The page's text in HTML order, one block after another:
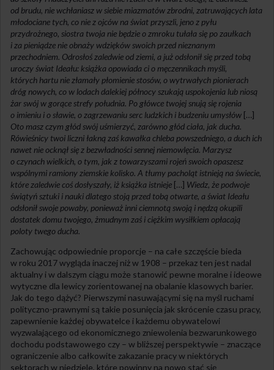
od brudu, nie wchłaniasz w siebie miazmatów zbrodni, zatruwających lata
młodociane tych, co nie z ojców na świat przyszli, jeno z pyłu
przydrożnego, siostra twoja nie będzie o zmroku tułała się po zaułkach
i za pieniądze nie obnaży wdzięków swoich przed nieznanym
przechodniem. Odrosłoś zaledwie od ziemi, a już odsłonił się przed tobą
uroczy świat Ideału: książka opowiada ci o męczennikach myśli,
których hartu nie złamały płomienie stosów, o wytrwałych pionierach
dróg nowych, co w lodach dalekiej północy szukają uspokojenia lub niosą
żar swój w gorące strefy południa. Po główce twojej snują się rojenia
o imieniu i o sławie, o zagrzewaniu serc ludzkich i budzeniu umysłów […]
Oto masz czym głód swój uśmierzyć, zarówno głód ciała, jak ducha.
Rówieśnicy twoi liczni łakną zaś kawałka chleba powszedniego, a duch ich
nawet nie ocknął się z bezwładności sennej niemowlęcia. Marzysz
o czynach wielkich, o tym, jak z towarzyszami rojeń swoich opaszesz
wspólnymi ramiony ziemskie kolisko. A tłumy pacholąt istnieją na świecie,
które zaledwie coś dosłyszały, iż książka istnieje […] Wiedz, że podwoje
świątyń sztuki i nauki dlatego stoją przed tobą otwarte, a świat Ideału
odsłonił swoje powaby, ponieważ inni ciemnotą swoją i nędzą okupili
dostatek domu twojego, żmudnym zaś i ciężkim wysiłkiem opłacają
poloty twego ducha.
Zachowując odpowiednie proporcje – na całe szczęście bieda
w roku 2017 wygląda inaczej niż w 1908 – przekaz ten jest nadal
aktualny i w dalszym ciągu może stanowić pewne moralne i ideowe
wytyczne dla lewicy zorientowanej na obalanie klasowych barier.
Jak do tego dążyć? Pierwszymi nasuwającymi się na myśl ruchami
polityczno-prawnymi są takie posunięcia jak skrócenie czasu pracy,
zapewnienie każdej obywatelce i każdemu obywatelowi
wyzwalającego od ekonomicznego zniewolenia bezwarunkowego
dochodu podstawowego czy – w bliższej perspektywie – znaczące
ograniczenie albo całkowite zakazanie pracy w niektórych
sektorach w niedziele, które powinny na nowo stać się